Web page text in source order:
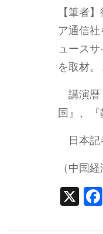
【筆者
ア通信
ュース
を取材
講演暦
国』、
日本記
（中国
X